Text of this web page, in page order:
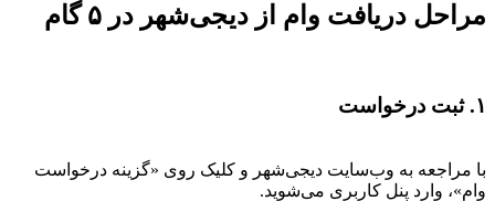
مراحل دریافت وام از دیجی‌شهر در ۵ گام
۱. ثبت درخواست
با مراجعه به وب‌سایت دیجی‌شهر و کلیک روی «گزینه درخواست
وام»، وارد پنل کاربری می‌شوید.